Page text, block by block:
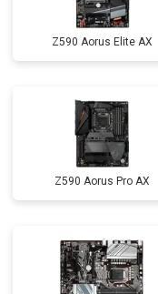
Z590 Aorus Elite AX
Z590 Aorus Pro AX